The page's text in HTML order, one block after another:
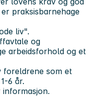
praksisbarnehage
liv".
og
arbeidsforhold og et
foreldrene som et
6 år.
informasjon.